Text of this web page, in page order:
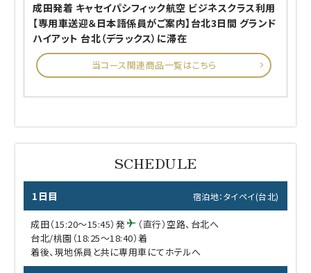
成田発着 キャセイパシフィック航空 ビジネスクラス利用
【専用車送迎＆日本語係員がご案内】台北3日間 グランド
ハイアット 台北（デラックス）に滞在
当コース関連商品一覧はこちら
1日目 宿泊地：タイペイ(台北)
成田（15:20～15:45）発
（直行）空路、台北へ
台北/桃園（18:25～18:40）着
着後、現地係員と共に専用車にてホテルへ